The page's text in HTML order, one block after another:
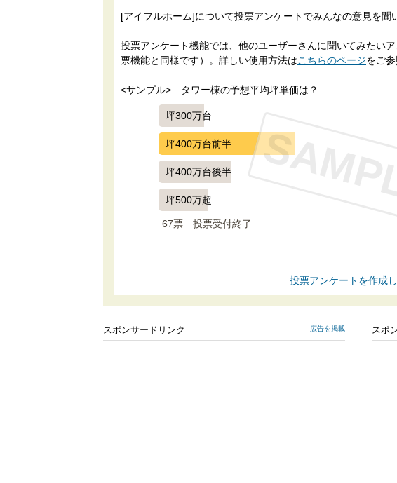
[アイフルホーム]について投票アンケートでみんなの意見を聞
投票アンケート機能では、他のユーザーさんに聞いてみたい
票機能と同様です）。詳しい使用方法は こちらのページをご参
<サンプル>　タワー棟の予想平均坪単価は？
坪300万台
坪400万台前半
坪400万台後半
坪500万超
67票 投票受付終了
SAMPLE
投票アンケートを作成
スポンサードリンク 広告を掲載 スポ